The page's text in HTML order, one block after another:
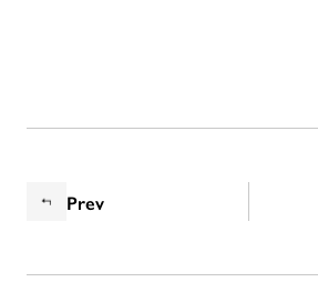
Prev